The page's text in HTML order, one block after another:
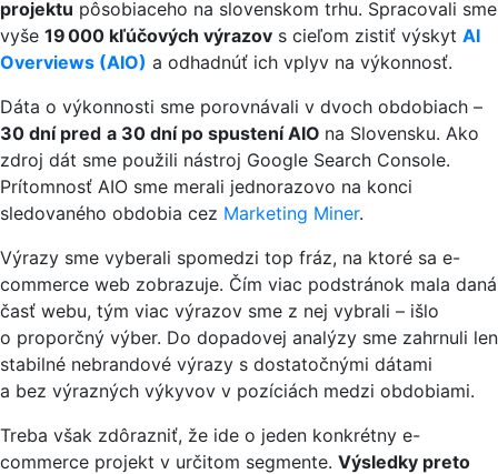
projektu pôsobiaceho na slovenskom trhu. Spracovali sme
vyše 19 000 kľúčových výrazov s cieľom zistiť výskyt AI
Overviews (AIO) a odhadnúť ich vplyv na výkonnosť.
Dáta o výkonnosti sme porovnávali v dvoch obdobiach –
30 dní pred a 30 dní po spustení AIO na Slovensku. Ako
zdroj dát sme použili nástroj Google Search Console.
Prítomnosť AIO sme merali jednorazovo na konci
sledovaného obdobia cez Marketing Miner.
Výrazy sme vyberali spomedzi top fráz, na ktoré sa e-
commerce web zobrazuje. Čím viac podstránok mala daná
časť webu, tým viac výrazov sme z nej vybrali – išlo
o proporčný výber. Do dopadovej analýzy sme zahrnuli len
stabilné nebrandové výrazy s dostatočnými dátami
a bez výrazných výkyvov v pozíciách medzi obdobiami.
Treba však zdôrazniť, že ide o jeden konkrétny e-
commerce projekt v určitom segmente. Výsledky preto